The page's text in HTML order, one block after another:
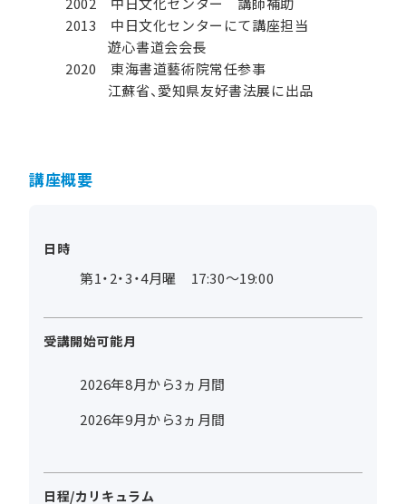
2013 中日文化センターにて講座担当
遊心書道会会長
2020 東海書道藝術院常任参事
江蘇省、愛知県友好書法展に出品
講座概要
日時
第1・2・3・4月曜 17:30～19:00
受講開始可能月
2026年8月から3ヵ月間
2026年9月から3ヵ月間
日程/カリキュラム